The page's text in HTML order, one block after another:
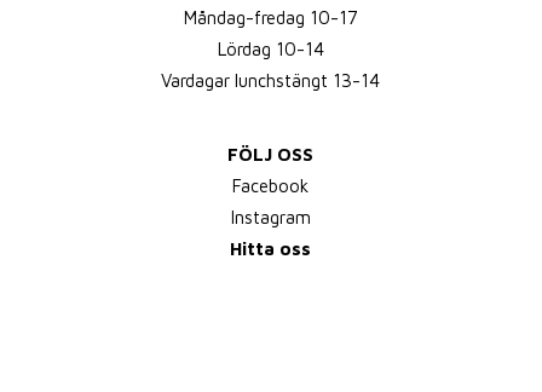
Måndag-fredag 10-17
Lördag 10-14
Vardagar lunchstängt 13-14
FÖLJ OSS
Facebook
Instagram
Hitta oss